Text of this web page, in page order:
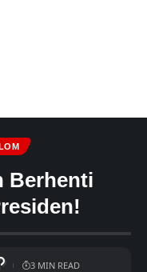
Berhenti
3 MIN READ